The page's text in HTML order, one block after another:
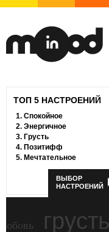
ТОП 5 НАСТРОЕНИЙ
1. Спокойное
2. Энергичное
3. Грусть
4. Позитифф
5. Мечтательное
ВЫБОР
НАСТРОЕНИЙ
грусть